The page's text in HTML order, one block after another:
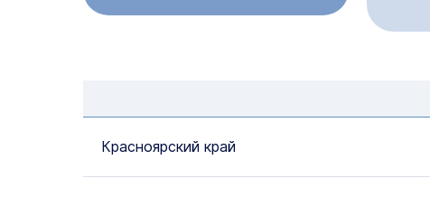
Красноярский край